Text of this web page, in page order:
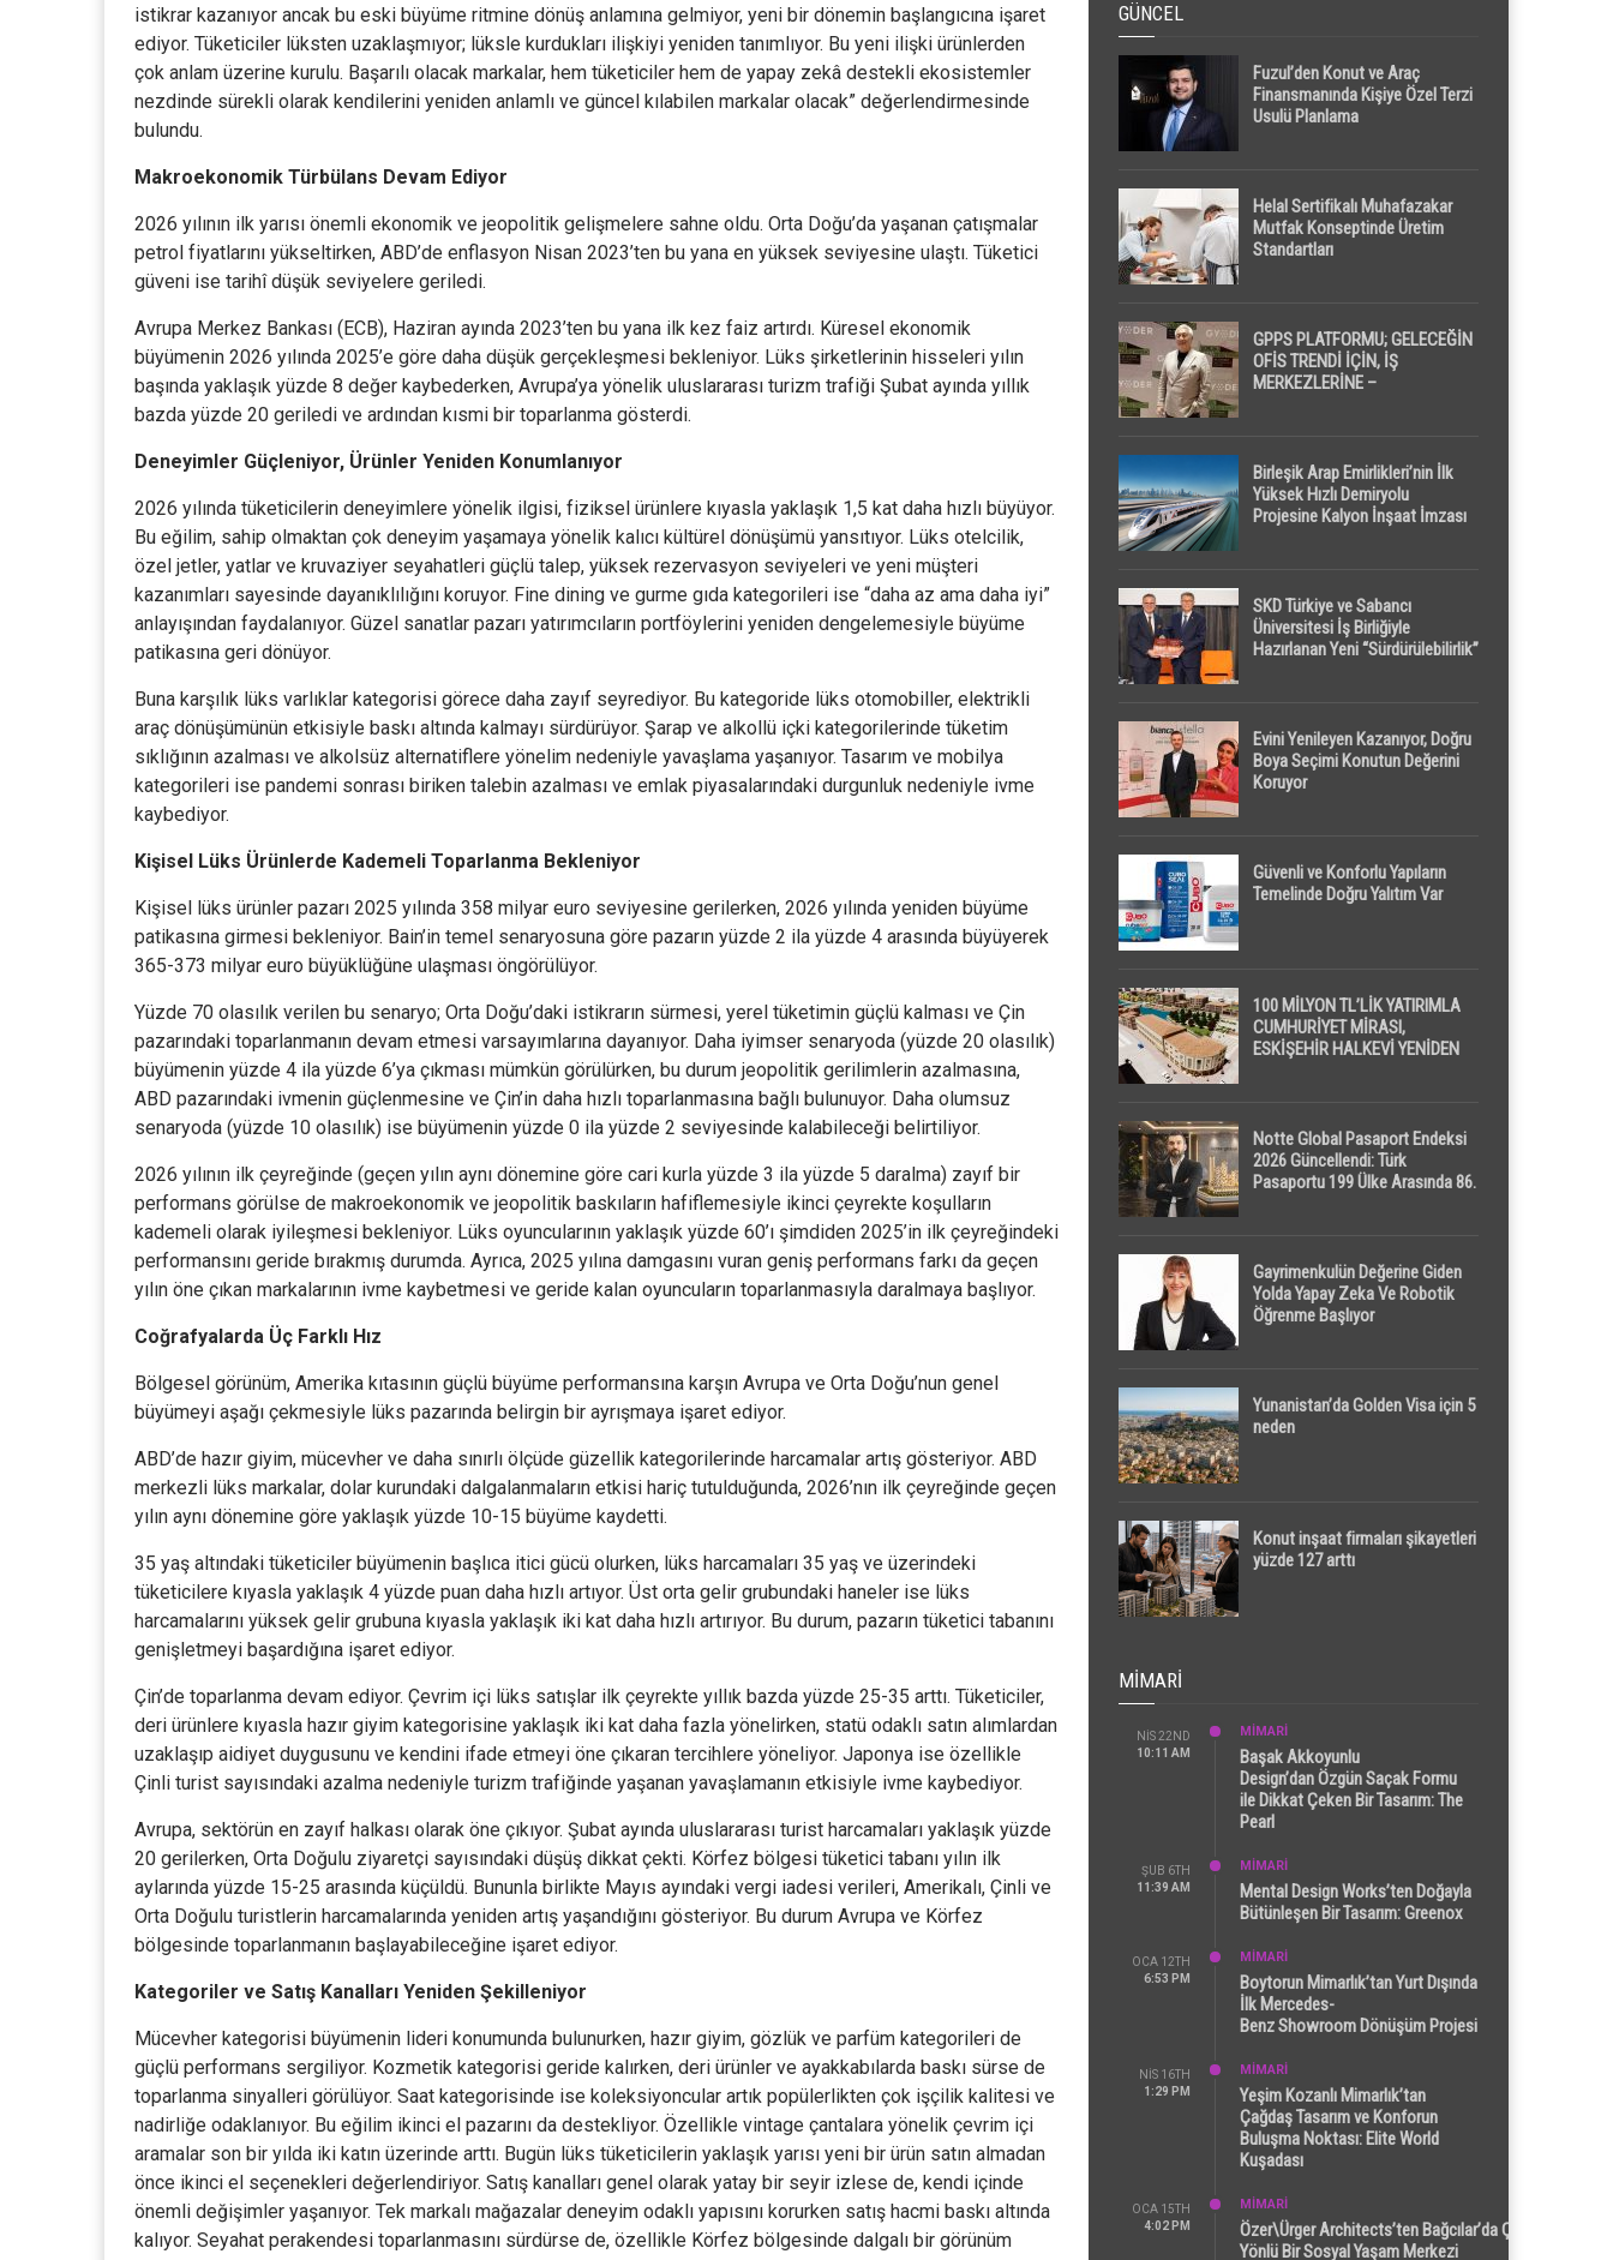
istikrar kazanıyor ancak bu eski büyüme ritmine dönüş anlamına gelmiyor, yeni bir dönemin başlangıcına işaret
ediyor. Tüketiciler lüksten uzaklaşmıyor; lüksle kurdukları ilişkiyi yeniden tanımlıyor. Bu yeni ilişki ürünlerden
çok anlam üzerine kurulu. Başarılı olacak markalar, hem tüketiciler hem de yapay zekâ destekli ekosistemler
nezdinde sürekli olarak kendilerini yeniden anlamlı ve güncel kılabilen markalar olacak” değerlendirmesinde
bulundu.
Makroekonomik Türbülans Devam Ediyor
2026 yılının ilk yarısı önemli ekonomik ve jeopolitik gelişmelere sahne oldu. Orta Doğu’da yaşanan çatışmalar
petrol fiyatlarını yükseltirken, ABD’de enflasyon Nisan 2023’ten bu yana en yüksek seviyesine ulaştı. Tüketici
güveni ise tarihî düşük seviyelere geriledi.
Avrupa Merkez Bankası (ECB), Haziran ayında 2023’ten bu yana ilk kez faiz artırdı. Küresel ekonomik
büyümenin 2026 yılında 2025’e göre daha düşük gerçekleşmesi bekleniyor. Lüks şirketlerinin hisseleri yılın
başında yaklaşık yüzde 8 değer kaybederken, Avrupa’ya yönelik uluslararası turizm trafiği Şubat ayında yıllık
bazda yüzde 20 geriledi ve ardından kısmi bir toparlanma gösterdi.
Deneyimler Güçleniyor, Ürünler Yeniden Konumlanıyor
2026 yılında tüketicilerin deneyimlere yönelik ilgisi, fiziksel ürünlere kıyasla yaklaşık 1,5 kat daha hızlı büyüyor.
Bu eğilim, sahip olmaktan çok deneyim yaşamaya yönelik kalıcı kültürel dönüşümü yansıtıyor. Lüks otelcilik,
özel jetler, yatlar ve kruvaziyer seyahatleri güçlü talep, yüksek rezervasyon seviyeleri ve yeni müşteri
kazanımları sayesinde dayanıklılığını koruyor. Fine dining ve gurme gıda kategorileri ise “daha az ama daha iyi”
anlayışından faydalanıyor. Güzel sanatlar pazarı yatırımcıların portföylerini yeniden dengelemesiyle büyüme
patikasına geri dönüyor.
Buna karşılık lüks varlıklar kategorisi görece daha zayıf seyrediyor. Bu kategoride lüks otomobiller, elektrikli
araç dönüşümünün etkisiyle baskı altında kalmayı sürdürüyor. Şarap ve alkollü içki kategorilerinde tüketim
sıklığının azalması ve alkolsüz alternatiflere yönelim nedeniyle yavaşlama yaşanıyor. Tasarım ve mobilya
kategorileri ise pandemi sonrası biriken talebin azalması ve emlak piyasalarındaki durgunluk nedeniyle ivme
kaybediyor.
Kişisel Lüks Ürünlerde Kademeli Toparlanma Bekleniyor
Kişisel lüks ürünler pazarı 2025 yılında 358 milyar euro seviyesine gerilerken, 2026 yılında yeniden büyüme
patikasına girmesi bekleniyor. Bain’in temel senaryosuna göre pazarın yüzde 2 ila yüzde 4 arasında büyüyerek
365-373 milyar euro büyüklüğüne ulaşması öngörülüyor.
Yüzde 70 olasılık verilen bu senaryo; Orta Doğu’daki istikrarın sürmesi, yerel tüketimin güçlü kalması ve Çin
pazarındaki toparlanmanın devam etmesi varsayımlarına dayanıyor. Daha iyimser senaryoda (yüzde 20 olasılık)
büyümenin yüzde 4 ila yüzde 6’ya çıkması mümkün görülürken, bu durum jeopolitik gerilimlerin azalmasına,
ABD pazarındaki ivmenin güçlenmesine ve Çin’in daha hızlı toparlanmasına bağlı bulunuyor. Daha olumsuz
senaryoda (yüzde 10 olasılık) ise büyümenin yüzde 0 ila yüzde 2 seviyesinde kalabileceği belirtiliyor.
2026 yılının ilk çeyreğinde (geçen yılın aynı dönemine göre cari kurla yüzde 3 ila yüzde 5 daralma) zayıf bir
performans görülse de makroekonomik ve jeopolitik baskıların hafiflemesiyle ikinci çeyrekte koşulların
kademeli olarak iyileşmesi bekleniyor. Lüks oyuncularının yaklaşık yüzde 60’ı şimdiden 2025’in ilk çeyreğindeki
performansını geride bırakmış durumda. Ayrıca, 2025 yılına damgasını vuran geniş performans farkı da geçen
yılın öne çıkan markalarının ivme kaybetmesi ve geride kalan oyuncuların toparlanmasıyla daralmaya başlıyor.
Coğrafyalarda Üç Farklı Hız
Bölgesel görünüm, Amerika kıtasının güçlü büyüme performansına karşın Avrupa ve Orta Doğu’nun genel
büyümeyi aşağı çekmesiyle lüks pazarında belirgin bir ayrışmaya işaret ediyor.
ABD’de hazır giyim, mücevher ve daha sınırlı ölçüde güzellik kategorilerinde harcamalar artış gösteriyor. ABD
merkezli lüks markalar, dolar kurundaki dalgalanmaların etkisi hariç tutulduğunda, 2026’nın ilk çeyreğinde geçen
yılın aynı dönemine göre yaklaşık yüzde 10-15 büyüme kaydetti.
35 yaş altındaki tüketiciler büyümenin başlıca itici gücü olurken, lüks harcamaları 35 yaş ve üzerindeki
tüketicilere kıyasla yaklaşık 4 yüzde puan daha hızlı artıyor. Üst orta gelir grubundaki haneler ise lüks
harcamalarını yüksek gelir grubuna kıyasla yaklaşık iki kat daha hızlı artırıyor. Bu durum, pazarın tüketici tabanını
genişletmeyi başardığına işaret ediyor.
Çin’de toparlanma devam ediyor. Çevrim içi lüks satışlar ilk çeyrekte yıllık bazda yüzde 25-35 arttı. Tüketiciler,
deri ürünlere kıyasla hazır giyim kategorisine yaklaşık iki kat daha fazla yönelirken, statü odaklı satın alımlardan
uzaklaşıp aidiyet duygusunu ve kendini ifade etmeyi öne çıkaran tercihlere yöneliyor. Japonya ise özellikle
Çinli turist sayısındaki azalma nedeniyle turizm trafiğinde yaşanan yavaşlamanın etkisiyle ivme kaybediyor.
Avrupa, sektörün en zayıf halkası olarak öne çıkıyor. Şubat ayında uluslararası turist harcamaları yaklaşık yüzde
20 gerilerken, Orta Doğulu ziyaretçi sayısındaki düşüş dikkat çekti. Körfez bölgesi tüketici tabanı yılın ilk
aylarında yüzde 15-25 arasında küçüldü. Bununla birlikte Mayıs ayındaki vergi iadesi verileri, Amerikalı, Çinli ve
Orta Doğulu turistlerin harcamalarında yeniden artış yaşandığını gösteriyor. Bu durum Avrupa ve Körfez
bölgesinde toparlanmanın başlayabileceğine işaret ediyor.
Kategoriler ve Satış Kanalları Yeniden Şekilleniyor
Mücevher kategorisi büyümenin lideri konumunda bulunurken, hazır giyim, gözlük ve parfüm kategorileri de
güçlü performans sergiliyor. Kozmetik kategorisi geride kalırken, deri ürünler ve ayakkabılarda baskı sürse de
toparlanma sinyalleri görülüyor. Saat kategorisinde ise koleksiyoncular artık popülerlikten çok işçilik kalitesi ve
nadirliğe odaklanıyor. Bu eğilim ikinci el pazarını da destekliyor. Özellikle vintage çantalara yönelik çevrim içi
aramalar son bir yılda iki katın üzerinde arttı. Bugün lüks tüketicilerin yaklaşık yarısı yeni bir ürün satın almadan
önce ikinci el seçenekleri değerlendiriyor. Satış kanalları genel olarak yatay bir seyir izlese de, kendi içinde
önemli değişimler yaşanıyor. Tek markalı mağazalar deneyim odaklı yapısını korurken satış hacmi baskı altında
kalıyor. Seyahat perakendesi toparlanmasını sürdürse de, özellikle Körfez bölgesinde dalgalı bir görünüm
GÜNCEL
Fuzul’den Konut ve Araç
Finansmanında Kişiye Özel Terzi
Usulü Planlama
Helal Sertifikalı Muhafazakar
Mutfak Konseptinde Üretim
Standartları
GPPS PLATFORMU; GELECEĞİN
OFİS TRENDİ İÇİN, İŞ
MERKEZLERİNE –
Birleşik Arap Emirlikleri’nin İlk
Yüksek Hızlı Demiryolu
Projesine Kalyon İnşaat İmzası
SKD Türkiye ve Sabancı
Üniversitesi İş Birliğiyle
Hazırlanan Yeni “Sürdürülebilirlik”
Evini Yenileyen Kazanıyor, Doğru
Boya Seçimi Konutun Değerini
Koruyor
Güvenli ve Konforlu Yapıların
Temelinde Doğru Yalıtım Var
100 MİLYON TL’LİK YATIRIMLA
CUMHURİYET MİRASI,
ESKİŞEHİR HALKEVİ YENİDEN
Notte Global Pasaport Endeksi
2026 Güncellendi: Türk
Pasaportu 199 Ülke Arasında 86.
Gayrimenkulün Değerine Giden
Yolda Yapay Zeka Ve Robotik
Öğrenme Başlıyor
Yunanistan’da Golden Visa için 5
neden
Konut inşaat firmaları şikayetleri
yüzde 127 arttı
MIMARI
NIS 22ND
10:11 AM
MİMARİ
Başak Akkoyunlu
Design’dan Özgün Saçak Formu
ile Dikkat Çeken Bir Tasarım: The
Pearl
ŞUB 6TH
11:39 AM
MİMARİ
Mental Design Works’ten Doğayla
Bütünleşen Bir Tasarım: Greenox
OCA 12TH
6:53 PM
MİMARİ
Boytorun Mimarlık’tan Yurt Dışında
İlk Mercedes-
Benz Showroom Dönüşüm Projesi
NIS 16TH
1:29 PM
MİMARİ
Yeşim Kozanlı Mimarlık’tan
Çağdaş Tasarım ve Konforun
Buluşma Noktası: Elite World
Kuşadası
OCA 15TH
4:02 PM
MİMARİ
Özer\Ürger Architects’ten Bağcılar’da Çok
Yönlü Bir Sosyal Yaşam Merkezi